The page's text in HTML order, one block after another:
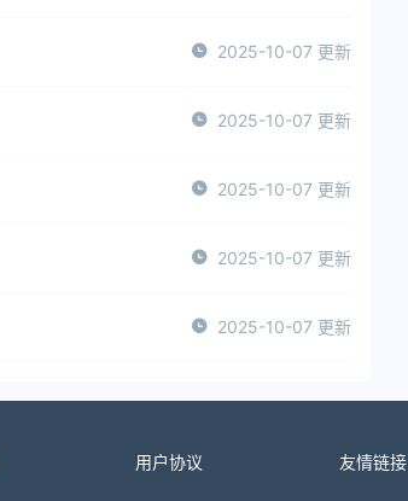
2025-10-07 更新
2025-10-07 更新
2025-10-07 更新
2025-10-07 更新
2025-10-07 更新
用户协议 友情链接